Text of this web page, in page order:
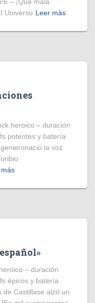
Universo Leer más
heroico – duración
potentes y batería
la voz
– duración
épicos y batería
de Castillase alzó un